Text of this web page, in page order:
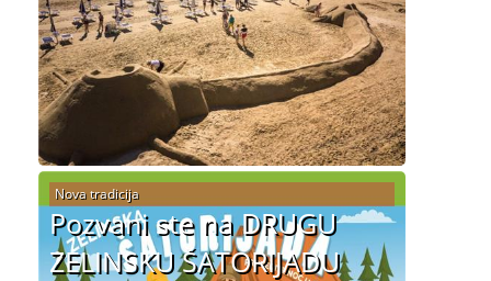
Pozvani ste na DRUGU
ZELINSKU ŠATORIJADU
Nova tradicija